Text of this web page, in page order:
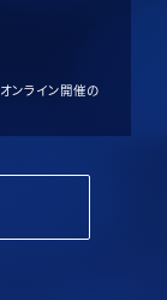
ンライン開催の